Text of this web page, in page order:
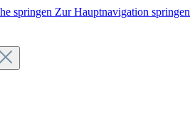
springen Zur Hauptnavigation springen